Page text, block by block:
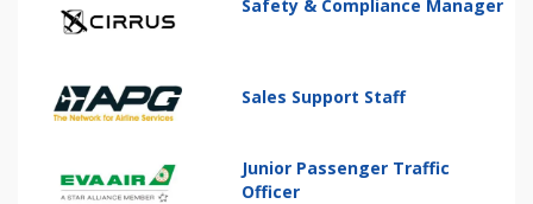
Safety & Compliance Manager
Sales Support Staff
Junior Passenger Traffic
Officer